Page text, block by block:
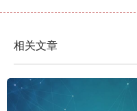
相关文章